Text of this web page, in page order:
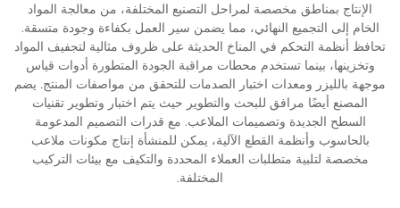
الإنتاج بمناطق مخصصة لمراحل التصنيع المختلفة، من معالجة المواد
الخام إلى التجميع النهائي، مما يضمن سير العمل بكفاءة وجودة متسقة.
تحافظ أنظمة التحكم في المناخ الحديثة على ظروف مثالية لتجفيف المواد
وتخزينها، بينما تستخدم محطات مراقبة الجودة المتطورة أدوات قياس
موجهة بالليزر ومعدات اختبار الصدمات للتحقق من مواصفات المنتج. يضم
المصنع أيضًا مرافق للبحث والتطوير حيث يتم اختبار وتطوير تقنيات
السطح الجديدة وتصميمات الملاعب. مع قدرات التصميم المدعومة
بالحاسوب وأنظمة القطع الآلية، يمكن للمنشأة إنتاج مكونات ملاعب
مخصصة لتلبية متطلبات العملاء المحددة والتكيف مع بيئات التركيب
المختلفة.